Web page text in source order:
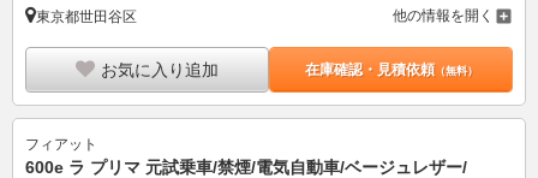
東京都世田谷区 他の情報を開く
お気に入り追加 在庫確認・見積依頼（無料）
フィアット
600e ラ プリマ 元試乗車/禁煙/電気自動車/ベージュレザー/